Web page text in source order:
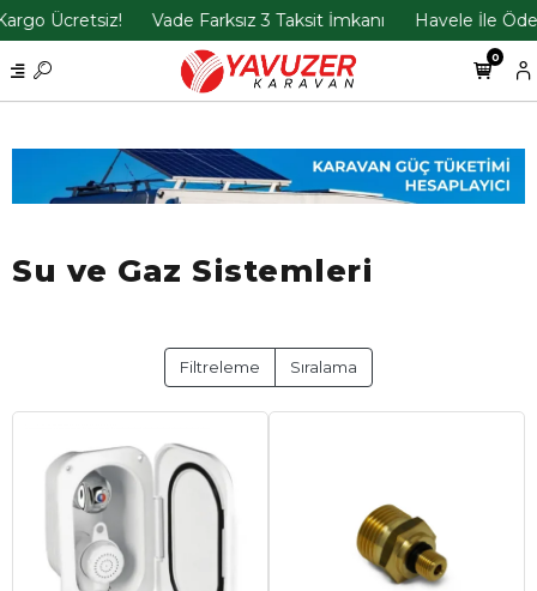
Vade Farksız 3 Taksit İmkanı Havele İle
0
Su ve Gaz Sistemleri
Filtreleme Sıralama